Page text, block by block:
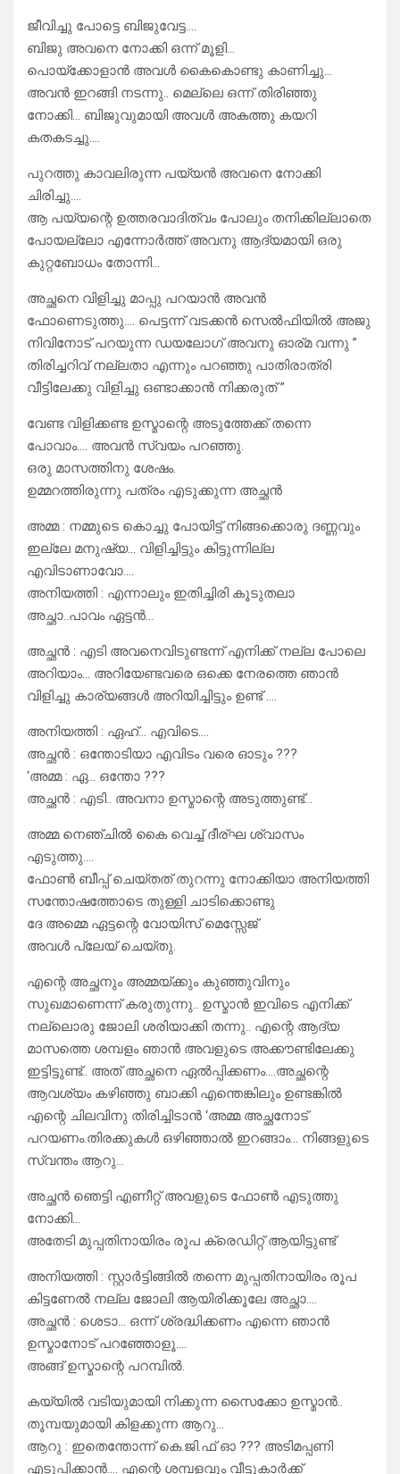
ജീവിച്ചു പോട്ടെ ബിജുവേട്ട….
ബിജു അവനെ നോക്കി ഒന്ന് മൂളി…
പൊയ്ക്കോളാൻ അവൾ കൈകൊണ്ടു കാണിച്ചു…
അവൻ ഇറങ്ങി നടന്നു.. മെല്ലെ ഒന്ന് തിരിഞ്ഞു
നോക്കി… ബിജുവുമായി അവൾ അകത്തു കയറി
കതകടച്ചു….
പുറത്തു കാവലിരുന്ന പയ്യൻ അവനെ നോക്കി
ചിരിച്ചു….
ആ പയ്യന്റെ ഉത്തരവാദിത്വം പോലും തനിക്കില്ലാതെ
പോയല്ലോ എന്നോർത്ത് അവനു ആദ്യമായി ഒരു
കുറ്റബോധം തോന്നി…
അച്ഛനെ വിളിച്ചു മാപ്പു പറയാൻ അവൻ
ഫോണെടുത്തു…. പെട്ടന്ന് വടക്കൻ സെൽഫിയിൽ അജു
നിവിനോട് പറയുന്ന ഡയലോഗ് അവനു ഓര്മ വന്നു ”
തിരിച്ചറിവ് നല്ലതാ എന്നും പറഞ്ഞു പാതിരാത്രി
വീട്ടിലേക്കു വിളിച്ചു ഒണ്ടാക്കാൻ നിക്കരുത് ”
വേണ്ട വിളിക്കണ്ട ഉസ്മാന്റെ അടുത്തേക്ക് തന്നെ
പോവാം…. അവൻ സ്വയം പറഞ്ഞു.
ഒരു മാസത്തിനു ശേഷം.
ഉമ്മറത്തിരുന്നു പത്രം എടുക്കുന്ന അച്ഛൻ
അമ്മ : നമ്മുടെ കൊച്ചു പോയിട്ട് നിങ്ങക്കൊരു ദണ്ണവും
ഇല്ലേ മനുഷ്യ… വിളിച്ചിട്ടും കിട്ടുന്നില്ല
എവിടാണാവോ….
അനിയത്തി : എന്നാലും ഇതിച്ചിരി കൂടുതലാ
അച്ഛാ..പാവം ഏട്ടൻ…
അച്ഛൻ : എടി അവനെവിടുണ്ടന്ന് എനിക്ക് നല്ല പോലെ
അറിയാം… അറിയേണ്ടവരെ ഒക്കെ നേരത്തെ ഞാൻ
വിളിച്ചു കാര്യങ്ങൾ അറിയിച്ചിട്ടും ഉണ്ട് ….
അനിയത്തി : ഏഹ്… എവിടെ….
അച്ഛൻ : ഒന്തോടിയാ എവിടം വരെ ഓടും ???
‘അമ്മ : ഏ… ഒന്തോ ???
അച്ഛൻ : എടി.. അവനാ ഉസ്മാന്റെ അടുത്തുണ്ട്…
അമ്മ നെഞ്ചിൽ കൈ വെച്ച് ദീര്ഘ ശ്വാസം
എടുത്തു….
ഫോൺ ബീപ്പ് ചെയ്തത് തുറന്നു നോക്കിയാ അനിയത്തി
സന്തോഷത്തോടെ തുള്ളി ചാടിക്കൊണ്ടു
ദേ അമ്മെ ഏട്ടന്റെ വോയിസ് മെസ്സേജ്
അവൾ പ്ലേയ് ചെയ്തു.
എന്റെ അച്ഛനും അമ്മയ്ക്കും കുഞ്ഞുവിനും
സുഖമാണെന്ന് കരുതുന്നു.. ഉസ്മാൻ ഇവിടെ എനിക്ക്
നല്ലൊരു ജോലി ശരിയാക്കി തന്നു.. എന്റെ ആദ്യ
മാസത്തെ ശമ്പളം ഞാൻ അവളുടെ അക്കൗണ്ടിലേക്കു
ഇട്ടിട്ടുണ്ട്.. അത് അച്ഛനെ ഏൽപ്പിക്കണം….അച്ഛന്റെ
ആവശ്യം കഴിഞ്ഞു ബാക്കി എന്തെങ്കിലും ഉണ്ടങ്കിൽ
എന്റെ ചിലവിനു തിരിച്ചിടാൻ ‘അമ്മ അച്ഛനോട്
പറയണം.തിരക്കുകൾ ഒഴിഞ്ഞാൽ ഇറങ്ങാം… നിങ്ങളുടെ
സ്വന്തം ആറു…
അച്ഛൻ ഞെട്ടി എണീറ്റ് അവളുടെ ഫോൺ എടുത്തു
നോക്കി…
അതേടി മുപ്പതിനായിരം രൂപ ക്രെഡിറ്റ് ആയിട്ടുണ്ട്
അനിയത്തി : സ്റ്റാർട്ടിങ്ങിൽ തന്നെ മുപ്പതിനായിരം രൂപ
കിട്ടണേൽ നല്ല ജോലി ആയിരിക്കൂലേ അച്ഛാ….
അച്ഛൻ : ശെടാ… ഒന്ന് ശ്രദ്ധിക്കണം എന്നെ ഞാൻ
ഉസ്മാനോട് പറഞ്ഞോളൂ….
അങ്ങ് ഉസ്മാന്റെ പറമ്പിൽ.
കയ്യിൽ വടിയുമായി നിക്കുന്ന സൈക്കോ ഉസ്മാൻ..
തൂമ്പയുമായി കിളക്കുന്ന ആറു…
ആറു : ഇതെന്തോന്ന് കെ.ജി.ഫ് ഓ ??? അടിമപ്പണി
എടുപ്പിക്കാൻ…. എന്റെ ശമ്പളവും വീട്ടുകാർക്ക്